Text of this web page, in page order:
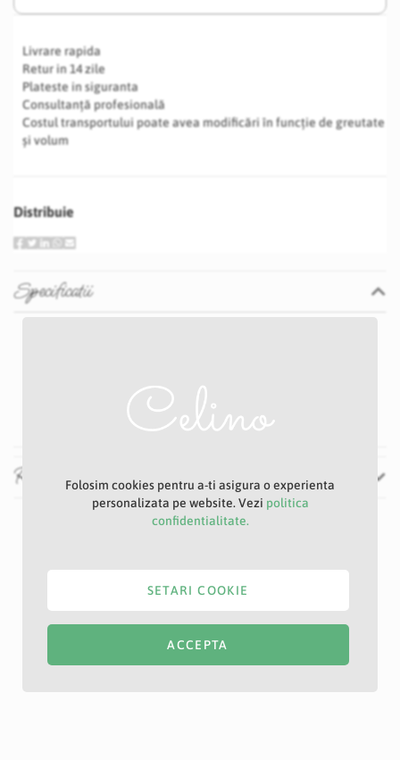
Livrare rapida
Retur in 14 zile
Plateste in siguranta
Consultanță profesională
Costul transportului poate avea modificări în funcție de greutate
și volum
Distribuie
Specificatii
100 cm
RecenziiFolosim cookies pentru a-ti asigura o experienta
personalizata pe website. Vezi politica
confidentialitate.
ACCEPTA
SETARI COOKIE